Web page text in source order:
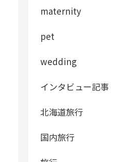
maternity
pet
wedding
インタビュー記事
北海道旅行
国内旅行